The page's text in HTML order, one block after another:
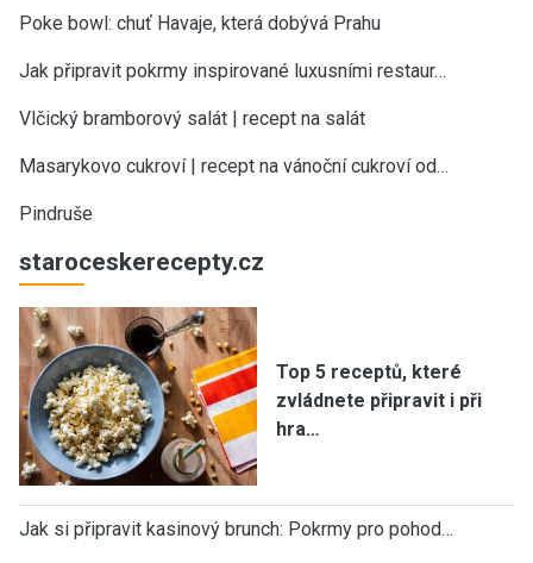
Poke bowl: chuť Havaje, která dobývá Prahu
Jak připravit pokrmy inspirované luxusními restaur…
Vlčický bramborový salát | recept na salát
Masarykovo cukroví | recept na vánoční cukroví od…
Pindruše
staroceskerecepty.cz
Top 5 receptů, které
zvládnete připravit i při
hra…
Jak si připravit kasinový brunch: Pokrmy pro pohod…